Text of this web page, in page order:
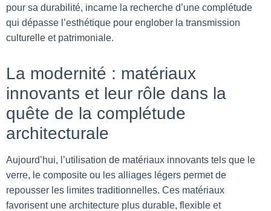
pour sa durabilité, incarne la recherche d’une complétude
qui dépasse l’esthétique pour englober la transmission
culturelle et patrimoniale.
La modernité : matériaux
innovants et leur rôle dans la
quête de la complétude
architecturale
Aujourd’hui, l’utilisation de matériaux innovants tels que le
verre, le composite ou les alliages légers permet de
repousser les limites traditionnelles. Ces matériaux
favorisent une architecture plus durable, flexible et